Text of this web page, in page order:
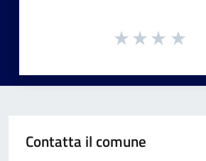
Contatta il comune